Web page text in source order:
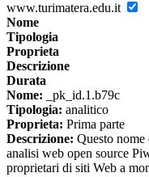
www.turimatera.edu.it
Nome
Tipologia
Proprieta
Descrizione
Durata
Nome: _pk_id.1.b79c
Tipologia: analitico
Proprieta: Prima parte
Descrizione: Questo nome
analisi web open source
proprietari di siti Web a